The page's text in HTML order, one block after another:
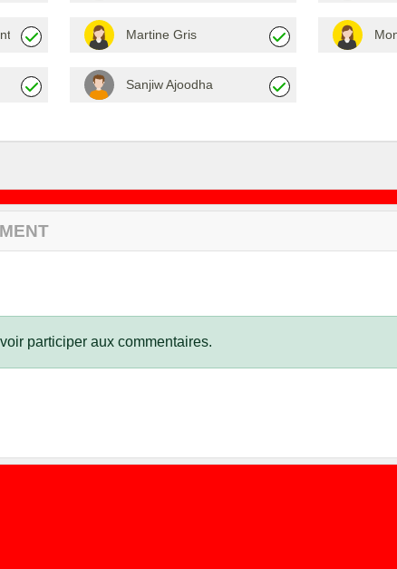
Martine Gris
Sanjiw Ajoodha
participer aux commentaires.